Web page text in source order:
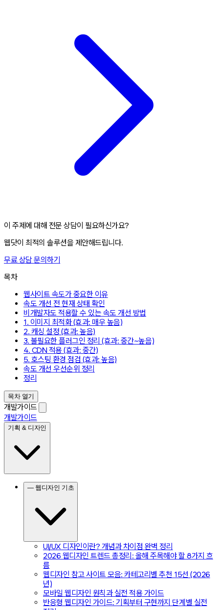
이 주제에 대해 전문 상담이 필요하신가요?
웹닷이 최적의 솔루션을 제안해드립니다.
무료 상담 문의하기
목차
웹사이트 속도가 중요한 이유
속도 개선 전 현재 상태 확인
비개발자도 적용할 수 있는 속도 개선 방법
1. 이미지 최적화 (효과: 매우 높음)
2. 캐싱 설정 (효과: 높음)
3. 불필요한 플러그인 정리 (효과: 중간~높음)
4. CDN 적용 (효과: 중간)
5. 호스팅 환경 점검 (효과: 높음)
속도 개선 우선순위 정리
정리
목차 열기
개발가이드
개발가이드
기획 & 디자인
— 웹디자인 기초
UI/UX 디자인이란? 개념과 차이점 완벽 정리
2026 웹디자인 트렌드 총정리: 올해 주목해야 할 8가지 흐
름
웹디자인 참고 사이트 모음: 카테고리별 추천 15선 (2026
년)
모바일 웹디자인 원칙과 실전 적용 가이드
반응형 웹디자인 가이드: 기획부터 구현까지 단계별 실전